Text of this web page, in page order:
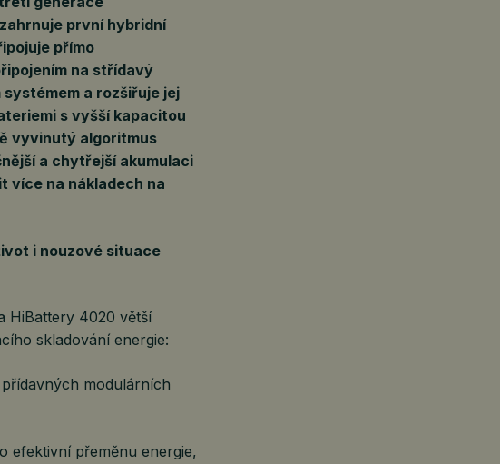
první hybridní
přímo
na střídavý
a rozšiřuje jej
s vyšší kapacitou
vyvinutý algoritmus
a chytřejší akumulaci
více na nákladech na
i nouzové situace
HiBattery 4020 větší
skladování energie:
modulárních
efektivní přeměnu energie,